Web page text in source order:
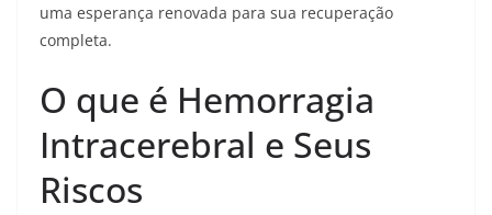
uma esperança renovada para sua recuperação
completa.
O que é Hemorragia
Intracerebral e Seus
Riscos